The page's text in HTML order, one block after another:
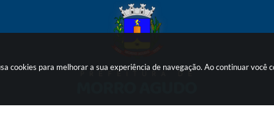
cookies para melhorar a sua experiência de navegação. Ao continuar você